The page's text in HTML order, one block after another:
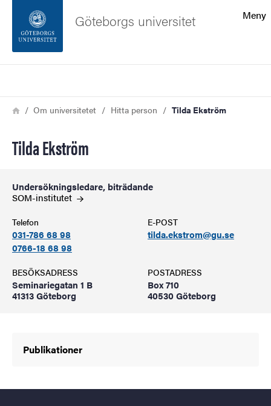
Sidfoten
Meny
Göteborgs universitet
Länkstig
HemOm universitetet Hitta person Tilda Ekström
Tilda Ekström
Undersökningsledare, biträdande
SOM-institutet
Telefon
031-786 68 98
0766-18 68 98
E-POST
tilda.ekstrom@gu.se
BESÖKSADRESS
Seminariegatan 1 B
41313 Göteborg
POSTADRESS
Box 710
40530 Göteborg
Publikationer